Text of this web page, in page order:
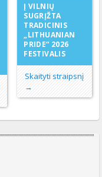
Į VILNIŲ
SUGRĮŽTA
TRADICINIS
„LITHUANIAN
PRIDE“ 2026
FESTIVALIS
Skaityti straipsnį
→